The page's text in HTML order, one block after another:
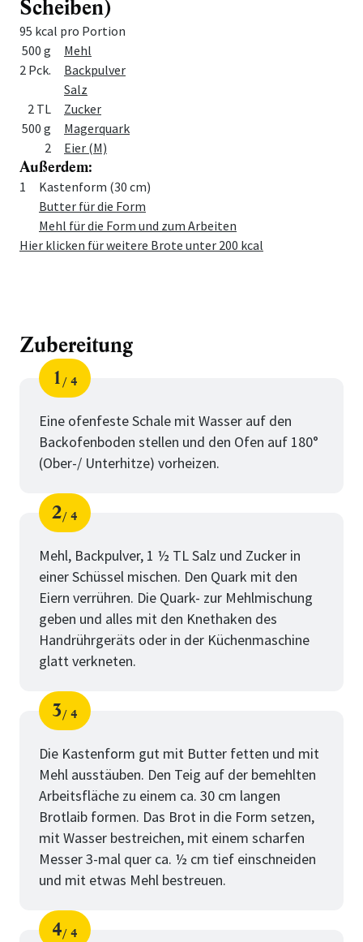
Scheiben)
95 kcal pro Portion
Menge
Zutat
500 g
Mehl
2 Pck.
Backpulver
Salz
2 TL
Zucker
500 g
Magerquark
2
Eier (M)
Außerdem:
MengeZutat
1
Kastenform (30 cm)
Butter für die Form
Mehl für die Form und zum Arbeiten
Hier klicken für weitere Brote unter 200 kcal
Zubereitung
Schritt
1
von
4
Eine ofenfeste Schale mit Wasser auf den
Backofenboden stellen und den Ofen auf 180°
(Ober-/ Unterhitze) vorheizen.
Schritt
2
von
4
Mehl, Backpulver, 1 ½ TL Salz und Zucker in
einer Schüssel mischen. Den Quark mit den
Eiern verrühren. Die Quark- zur Mehlmischung
geben und alles mit den Knethaken des
Handrührgeräts oder in der Küchenmaschine
glatt verkneten.
Schritt
3
von
4
Die Kastenform gut mit Butter fetten und mit
Mehl ausstäuben. Den Teig auf der bemehlten
Arbeitsfläche zu einem ca. 30 cm langen
Brotlaib formen. Das Brot in die Form setzen,
mit Wasser bestreichen, mit einem scharfen
Messer 3-mal quer ca. ½ cm tief einschneiden
und mit etwas Mehl bestreuen.
4 4